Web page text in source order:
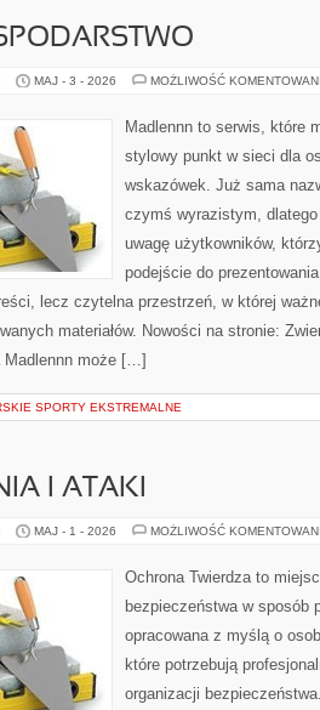
MAJ - 3 - 2026 MOŻLIWOŚĆ
Madlennn to serwis, które
stylowy punkt w sieci dla
wskazówek. Już sama
czymś wyrazistym,
uwagę użytkowników,
podejście do
lecz czytelna przestrzeń, w której
materiałów. Nowości na stronie:
Madlennn może […]
SPORTY EKSTREMALNE
I ATAKI
MAJ - 1 - 2026 MOŻLIWOŚĆ
Ochrona Twierdza to
bezpieczeństwa w sposób
opracowana z myślą o
które potrzebują
organizacji